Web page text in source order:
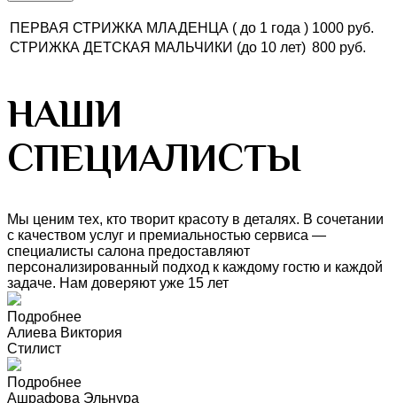
ПЕРВАЯ СТРИЖКА МЛАДЕНЦА ( до 1 года ) 1000 руб.
СТРИЖКА ДЕТСКАЯ МАЛЬЧИКИ (до 10 лет) 800 руб.
НАШИ
СПЕЦИАЛИСТЫ
Мы ценим тех, кто творит красоту в деталях. В сочетании
с качеством услуг и премиальностью сервиса —
специалисты салона предоставляют
персонализированный подход к каждому гостю и каждой
задаче. Нам доверяют уже 15 лет
Подробнее
Алиева Виктория
Стилист
Подробнее
Ашрафова Эльнура